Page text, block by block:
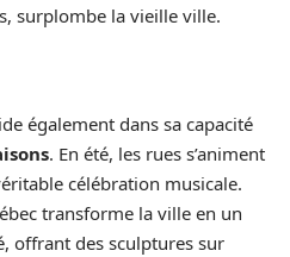
surplombe la vieille ville.
également dans sa capacité
. En été, les rues s’animent
célébration musicale.
transforme la ville en un
offrant des sculptures sur